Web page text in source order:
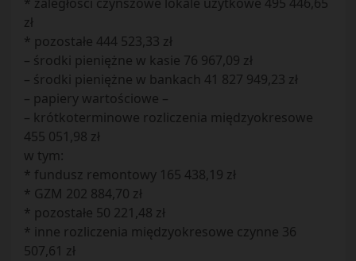
zł
* pozostałe 444 523,33 zł
– środki pieniężne w kasie 76 967,09 zł
– środki pieniężne w bankach 41 827 949,23 zł
– papiery wartościowe –
– krótkoterminowe rozliczenia międzyokresowe
455 051,98 zł
w tym:
* fundusz remontowy 165 438,19 zł
* GZM 202 884,70 zł
* pozostałe 50 221,48 zł
* inne rozliczenia międzyokresowe czynne 36
507,61 zł